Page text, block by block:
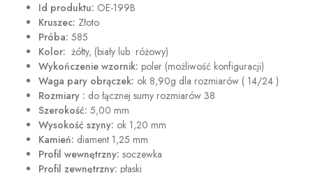
Id produktu: OE-199B
Kruszec: Złoto
Próba: 585
Kolor: żółty, (biały lub różowy)
Wykończenie wzornik: poler (możliwość konfiguracji)
Waga pary obrączek: ok 8,90g dla rozmiarów ( 14/24 )
Rozmiary : do łącznej sumy rozmiarów 38
Szerokość: 5,00 mm
Wysokość szyny: ok 1,20 mm
Kamień: diament 1,25 mm
Profil wewnętrzny: soczewka
Profil zewnętrzny: płaski